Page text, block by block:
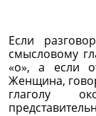
Если
смысловому
«о», а если
Женщина,
глаголу